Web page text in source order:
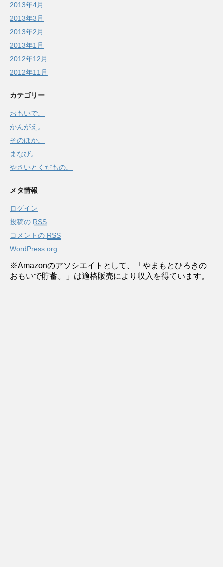
2013年4月
2013年3月
2013年2月
2013年1月
2012年12月
2012年11月
カテゴリー
おもいで。
かんがえ。
そのほか。
まなび。
やさいとくだもの。
メタ情報
ログイン
投稿の RSS
コメントの RSS
WordPress.org
※Amazonのアソシエイトとして、「やまもとひろきの
おもいで貯蓄。」は適格販売により収入を得ています。